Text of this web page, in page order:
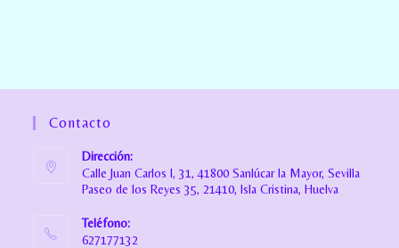
Contacto
Dirección:
Calle Juan Carlos I, 31, 41800 Sanlúcar la Mayor, Sevilla
Paseo de los Reyes 35, 21410, Isla Cristina, Huelva
Teléfono:
627177132